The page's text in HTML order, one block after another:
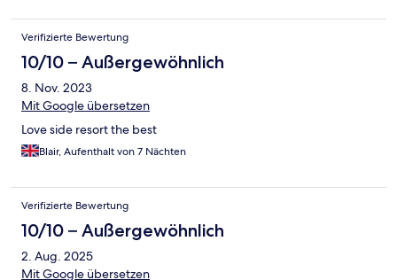
Verifizierte Bewertung
10/10 – Außergewöhnlich
8. Nov. 2023
Mit Google übersetzen
Love side resort the best
Blair, Aufenthalt von 7 Nächten
Verifizierte Bewertung
10/10 – Außergewöhnlich
2. Aug. 2025
Mit Google übersetzen